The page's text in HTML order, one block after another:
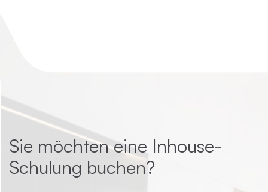
Sie möchten eine Inhouse-
Schulung buchen?